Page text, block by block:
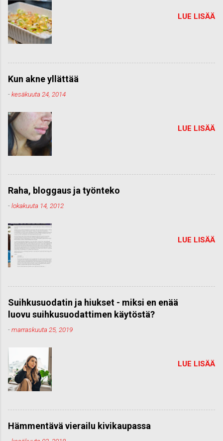
LUE LISÄÄ
Kun akne yllättää
-kesäkuuta 24, 2014
LUE LISÄÄ
Raha, bloggaus ja työnteko
-lokakuuta 14, 2012
LUE LISÄÄ
Suihkusuodatin ja hiukset - miksi en enää
luovu suihkusuodattimen käytöstä?
-marraskuuta 25, 2019
LUE LISÄÄ
Hämmentävä vierailu kivikaupassa